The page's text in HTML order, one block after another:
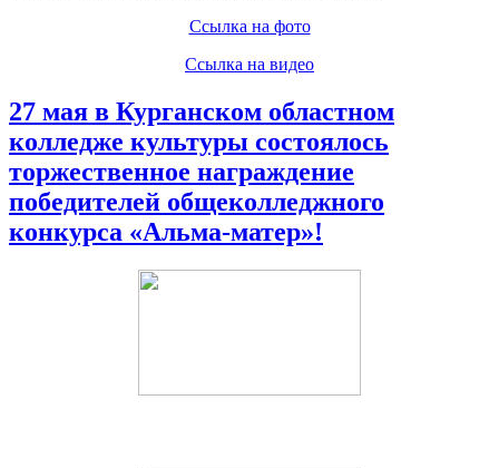
Ссылка на фото
Ссылка на видео
27 мая в Курганском областном
колледже культуры состоялось
торжественное награждение
победителей общеколледжного
конкурса «Альма-матер»!